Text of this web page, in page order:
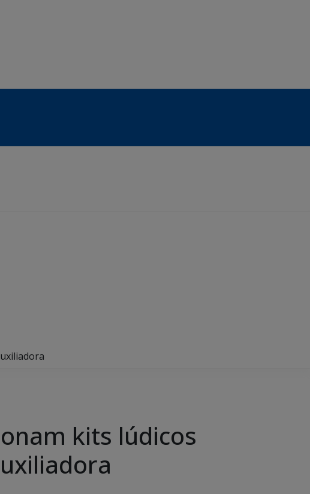
kits lúdicos